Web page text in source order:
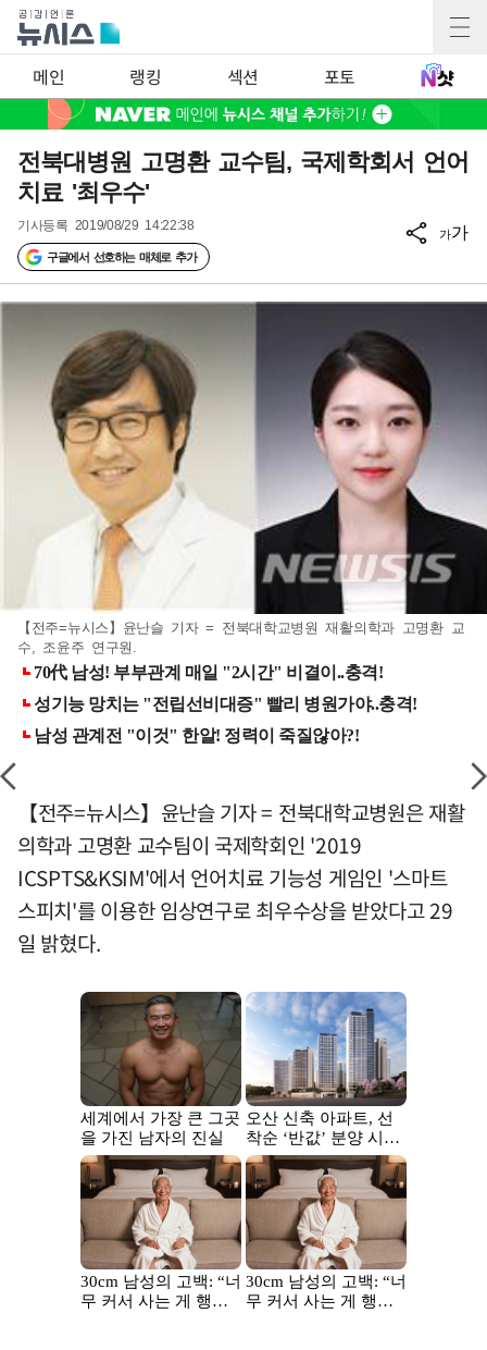
메인 랭킹 섹션 포토
전북대병원 고명환 교수팀, 국제학회서 언어
치료 '최우수'
기사등록 2019/08/29 14:22:38
구글에서 선호하는 매체로 추가
가가
【전주=뉴시스】윤난슬 기자 = 전북대학교병원 재활의학과 고명환 교
수, 조윤주 연구원.
【전주=뉴시스】윤난슬 기자 = 전북대학교병원은 재활
의학과 고명환 교수팀이 국제학회인 '2019
ICSPTS&KSIM'에서 언어치료 기능성 게임인 '스마트
스피치'를 이용한 임상연구로 최우수상을 받았다고 29
일 밝혔다.